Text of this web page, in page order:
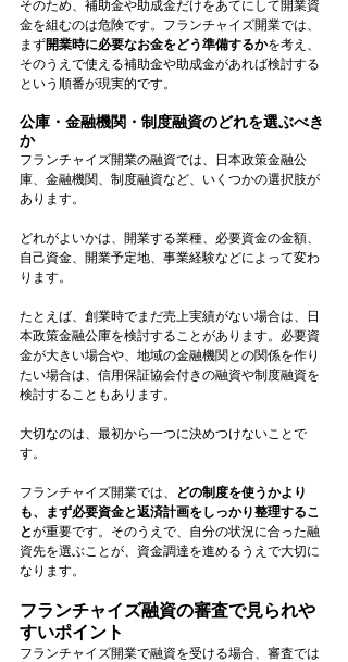
そのため、補助金や助成金だけをあてにして開業資
金を組むのは危険です。フランチャイズ開業では、
まず開業時に必要なお金をどう準備するかを考え、
そのうえで使える補助金や助成金があれば検討する
という順番が現実的です。
公庫・金融機関・制度融資のどれを選ぶべき
か
フランチャイズ開業の融資では、日本政策金融公
庫、金融機関、制度融資など、いくつかの選択肢が
あります。
どれがよいかは、開業する業種、必要資金の金額、
自己資金、開業予定地、事業経験などによって変わ
ります。
たとえば、創業時でまだ売上実績がない場合は、日
本政策金融公庫を検討することがあります。必要資
金が大きい場合や、地域の金融機関との関係を作り
たい場合は、信用保証協会付きの融資や制度融資を
検討することもあります。
大切なのは、最初から一つに決めつけないことで
す。
フランチャイズ開業では、
どの制度を使うかより
も、まず必要資金と返済計画をしっかり整理するこ
とが重要です。そのうえで、自分の状況に合った融
資先を選ぶことが、資金調達を進めるうえで大切に
なります。
フランチャイズ融資の審査で見られや
すいポイント
フランチャイズ開業で融資を受ける場合、審査では